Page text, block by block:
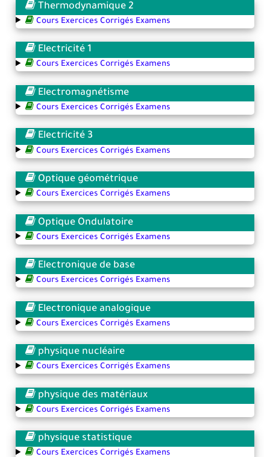
Thermodynamique 2
Cours Exercices Corrigés Examens
Electricité 1
Cours Exercices Corrigés Examens
Electromagnétisme
Cours Exercices Corrigés Examens
Electricité 3
Cours Exercices Corrigés Examens
Optique géométrique
Cours Exercices Corrigés Examens
Optique Ondulatoire
Cours Exercices Corrigés Examens
Electronique de base
Cours Exercices Corrigés Examens
Electronique analogique
Cours Exercices Corrigés Examens
physique nucléaire
Cours Exercices Corrigés Examens
physique des matériaux
Cours Exercices Corrigés Examens
physique statistique
Cours Exercices Corrigés Examens